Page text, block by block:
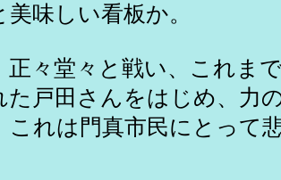
味しい看板か。
正々堂々と戦い、これま
た戸田さんをはじめ、力
これは門真市民にとって